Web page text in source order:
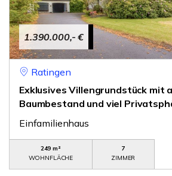
1.390.000,- €
Ratingen
Exklusives Villengrundstück mit
Baumbestand und viel
Einfamilienhaus
249 m²
WOHNFLÄCHE
7
ZIMMER